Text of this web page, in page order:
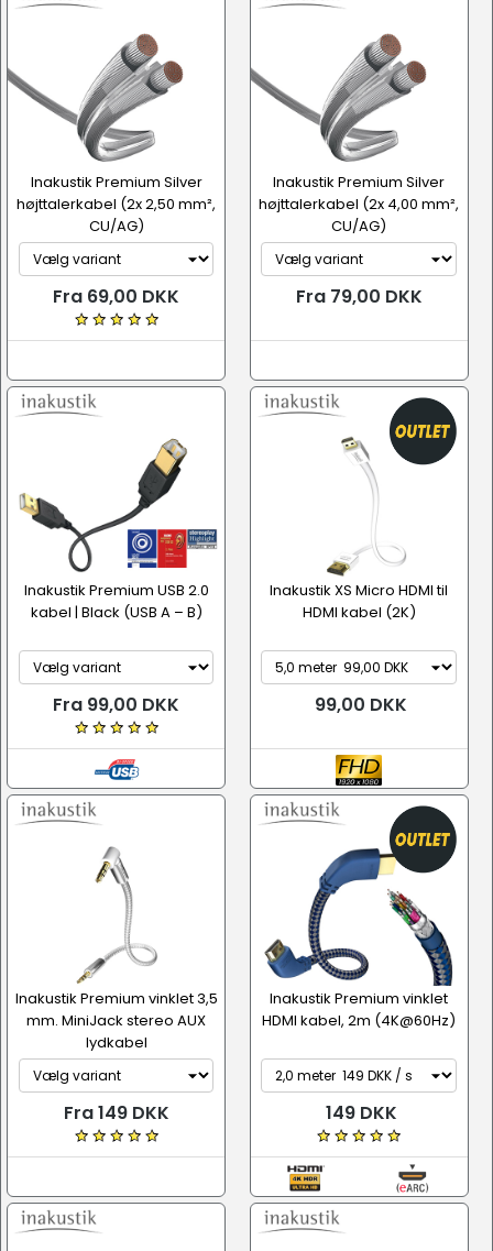
Inakustik Premium Silver
højttalerkabel (2x 2,50 mm²,
CU/AG)
Fra 69,00 DKK
Inakustik Premium Silver
højttalerkabel (2x 4,00 mm²,
CU/AG)
Fra 79,00 DKK
Inakustik Premium USB 2.0
kabel | Black (USB A – B)
Fra 99,00 DKK
Inakustik XS Micro HDMI til
HDMI kabel (2K)
99,00 DKK
Inakustik Premium vinklet 3,5
mm. MiniJack stereo AUX
lydkabel
Fra 149 DKK
Inakustik Premium vinklet
HDMI kabel, 2m (4K@60Hz)
149 DKK